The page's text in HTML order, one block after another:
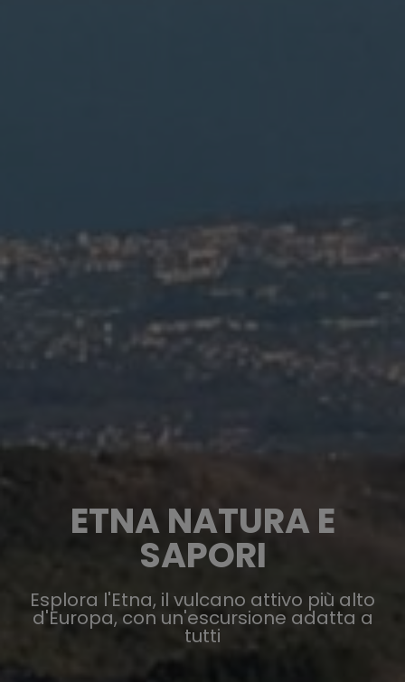
ETNA NATURA E
SAPORI
Esplora l'Etna, il vulcano attivo più alto
d'Europa, con un'escursione adatta a
tutti